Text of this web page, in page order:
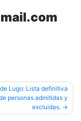
Lugo: Lista definitiva
personas admitidas y
excluidas.